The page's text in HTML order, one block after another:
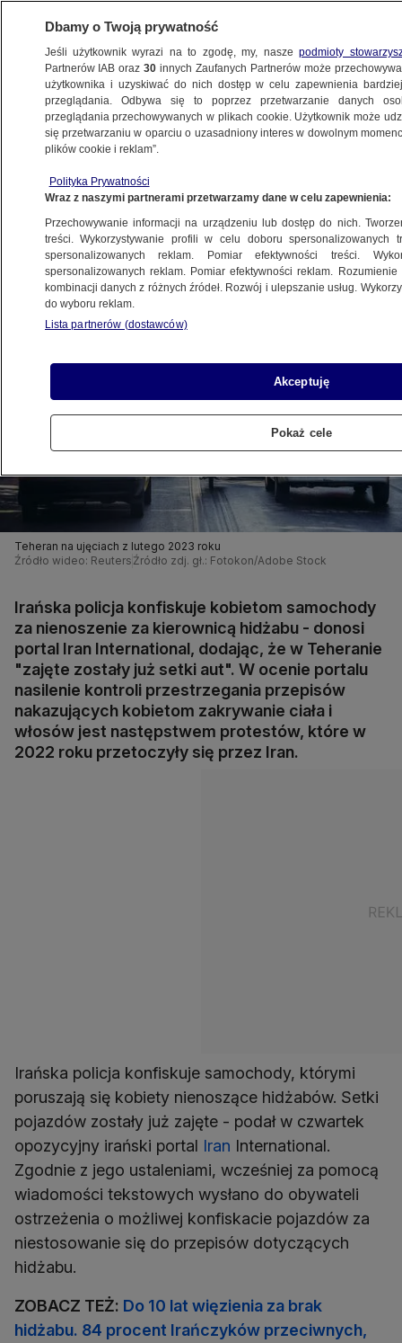
ŚWIAT
"Reakcja na ubiegłoroczne protesty"
1.12.2023, 14:52
Udostępnij
Teheran na ujęciach z lutego 2023 roku
Źródło wideo: Reuters Źródło zdj. gł.: Fotokon/Adobe Stock
Irańska policja konfiskuje kobietom samochody
za nienoszenie za kierownicą hidżabu - donosi
portal Iran International, dodając, że w Teheranie
"zajęte zostały już setki aut". W ocenie portalu
nasilenie kontroli przestrzegania przepisów
nakazujących kobietom zakrywanie ciała i
włosów jest następstwem protestów, które w
2022 roku przetoczyły się przez Iran.
Irańska policja konfiskuje samochody, którymi
poruszają się kobiety nienoszące hidżabów. Setki
pojazdów zostały już zajęte - podał w czwartek
opozycyjny irański portal Iran International.
Zgodnie z jego ustaleniami, wcześniej za pomocą
wiadomości tekstowych wysłano do obywateli
ostrzeżenia o możliwej konfiskacie pojazdów za
niestosowanie się do przepisów dotyczących
hidżabu.
ZOBACZ TEŻ: Do 10 lat więzienia za brak
hidżabu. 84 procent Irańczyków przeciwnych,
Dbamy o Twoją prywatność
Jeśli użytkownik wyrazi na to zgodę, my, naszepodmioty
Partnerów IAB oraz30 innych Zaufanych Partnerów może
użytkownika i uzyskiwać do nich dostęp w celu zapewnienia
przeglądania. Odbywa się to poprzez przetwarzanie danych
przeglądania przechowywanych w plikach cookie. Użytkownik może
się przetwarzaniu w oparciu o uzasadniony interes w dowolnym
plików cookie i reklam”.
Polityka Prywatności
Wraz z naszymi partnerami przetwarzamy dane w celu zapewnienia:
Przechowywanie informacji na urządzeniu lub dostęp do nich.
treści. Wykorzystywanie profili w celu doboru spersonalizowanych
spersonalizowanych reklam. Pomiar efektywności treści.
spersonalizowanych reklam. Pomiar efektywności reklam.
kombinacji danych z różnych źródeł. Rozwój i ulepszanie usług.
do wyboru reklam.
Lista partnerów (dostawców)
Akceptuję
Pokaż cele